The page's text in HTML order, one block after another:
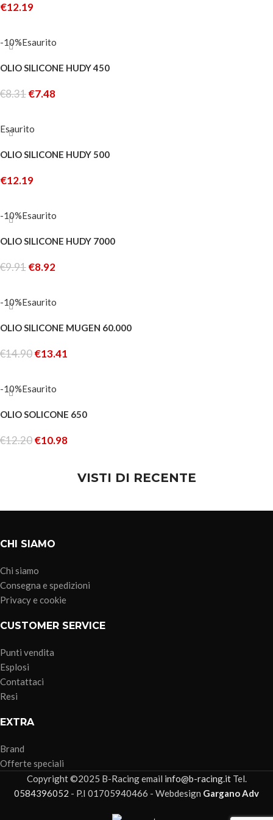
€12.19
-10%Esaurito
OLIO SILICONE HUDY 450
€8.31€7.48
Esaurito
OLIO SILICONE HUDY 500
€12.19
-10%Esaurito
OLIO SILICONE HUDY 7000
€9.91€8.92
-10%Esaurito
OLIO SILICONE MUGEN 60.000
€14.90€13.41
-10%Esaurito
OLIO SOLICONE 650
€12.20€10.98
VISTI DI RECENTE
CHI SIAMO
Chi siamo
Consegna e spedizioni
Privacy e cookie
CUSTOMER SERVICE
Punti vendita
Esplosi
Contattaci
Resi
EXTRA
Brand
Offerte speciali
Copyright ©2025 B-Racing email info@b-racing.itTel.
0584396052 - P.I 01705940466 - Webdesign Gargano Adv